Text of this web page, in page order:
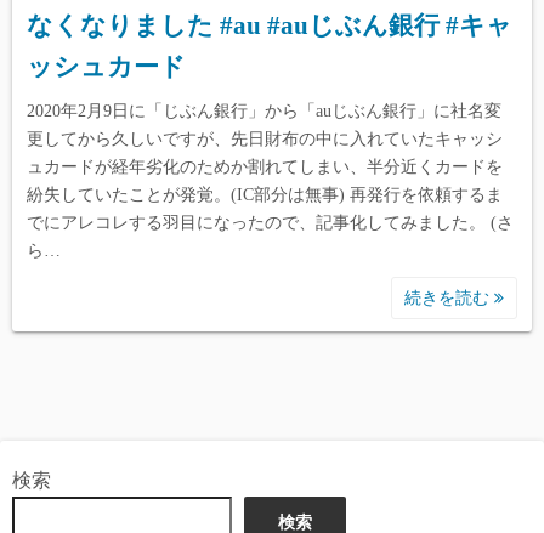
なくなりました #au #auじぶん銀行 #キャ
ッシュカード
2020年2月9日に「じぶん銀行」から「auじぶん銀行」に社名変
更してから久しいですが、先日財布の中に入れていたキャッシ
ュカードが経年劣化のためか割れてしまい、半分近くカードを
紛失していたことが発覚。(IC部分は無事) 再発行を依頼するま
でにアレコレする羽目になったので、記事化してみました。 (さ
ら…
続きを読む
検索
検索